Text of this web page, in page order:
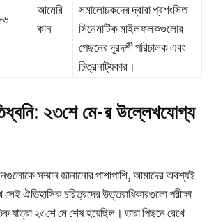
আমেরি
কান
সমালোচকদের দ্বারা প্রশংসিত
সিনেমাটিক মাইলফলকগুলোর
পেছনের দূরদর্শী পরিচালক এবং
চিত্রনাট্যকার।
২৩শে মে-র উল্লেখযোগ্য
সম্মান জানানোর পাশাপাশি, আমাদের অবশ্যই
ঐতিহাসিক চরিত্রদের উত্তরাধিকারগুলো পরীক্ষা
যাত্রা ২৩শে মে শেষ হয়েছিল। তারা পিছনে রেখে